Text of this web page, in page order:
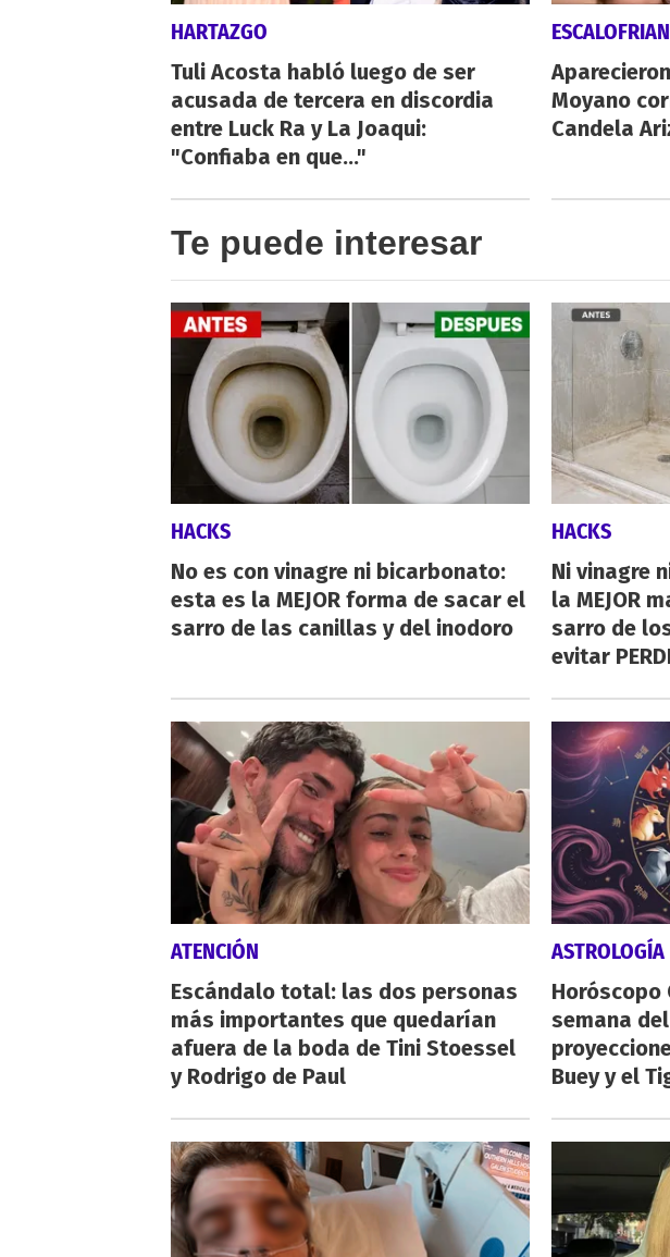
HARTAZGO
Tuli Acosta habló luego de ser
acusada de tercera en discordia
entre Luck Ra y La Joaqui:
"Confiaba en que..."
Moyano
Candela
Te puede interesar
HACKS
No es con vinagre ni bicarbonato:
esta es la MEJOR forma de sacar el
sarro de las canillas y del inodoro
HACKS
Ni vinagre
la MEJOR
sarro de
evitar
ATENCIÓN
Escándalo total: las dos personas
más importantes que quedarían
afuera de la boda de Tini Stoessel
y Rodrigo de Paul
ASTROLOGÍA
Horóscopo
semana
Buey y el